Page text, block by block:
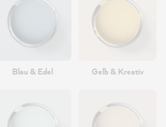
Blau & Edel Gelb & Kreativ